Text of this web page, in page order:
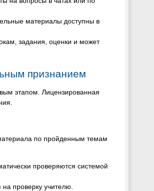
материалы доступны в
задания, оценки и может
признанием
этапом. Лицензированная
по пройденным темам
проверяются системой
проверку учителю.